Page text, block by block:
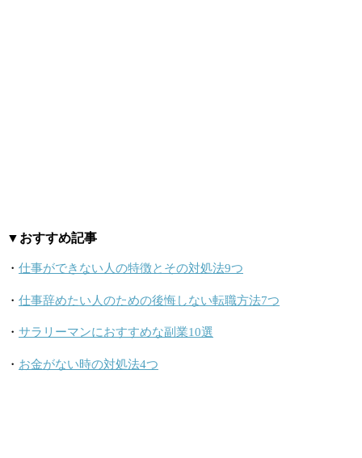
▼おすすめ記事
・ 仕事ができない人の特徴とその対処法9つ
・ 仕事辞めたい人のための後悔しない転職方法7つ
・ サラリーマンにおすすめな副業10選
・ お金がない時の対処法4つ